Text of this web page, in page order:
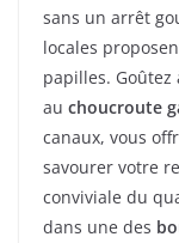
sans un arrêt
locales
papilles. Goûtez
au choucroute
canaux, vous
savourer votre
conviviale du
dans une des